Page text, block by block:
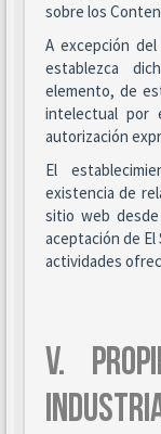
sobre los
A excepción
establezca
elemento, de
intelectual por
autorización
El
existencia de
sitio web
aceptación de
actividades
V.